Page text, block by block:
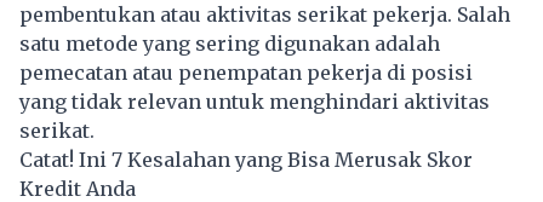
pembentukan atau aktivitas serikat pekerja. Salah
satu metode yang sering digunakan adalah
pemecatan atau penempatan pekerja di posisi
yang tidak relevan untuk menghindari aktivitas
serikat.
Catat! Ini 7 Kesalahan yang Bisa Merusak Skor
Kredit Anda